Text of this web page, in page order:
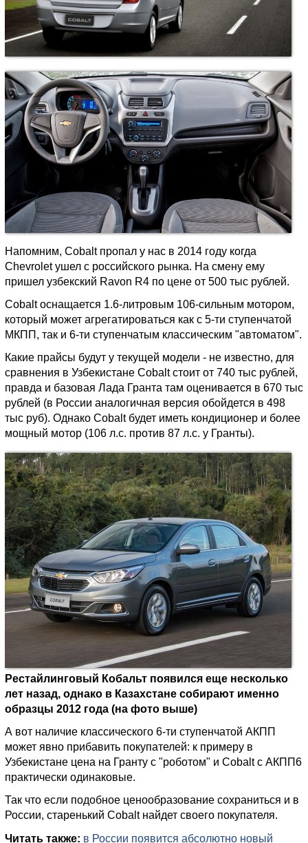
Напомним, Cobalt пропал у нас в 2014 году когда
Chevrolet ушел с российского рынка. На смену ему
пришел узбекский Ravon R4 по цене от 500 тыс рублей.
Cobalt оснащается 1.6-литровым 106-сильным мотором,
который может агрегатироваться как с 5-ти ступенчатой
МКПП, так и 6-ти ступенчатым классическим "автоматом".
Какие прайсы будут у текущей модели - не известно, для
сравнения в Узбекистане Cobalt стоит от 740 тыс рублей,
правда и базовая Лада Гранта там оценивается в 670 тыс
рублей (в России аналогичная версия обойдется в 498
тыс руб). Однако Cobalt будет иметь кондиционер и более
мощный мотор (106 л.с. против 87 л.с. у Гранты).
Рестайлинговый Кобальт появился еще несколько
лет назад, однако в Казахстане собирают именно
образцы 2012 года (на фото выше)
А вот наличие классического 6-ти ступенчатой АКПП
может явно прибавить покупателей: к примеру в
Узбекистане цена на Гранту с "роботом" и Cobalt с АКПП6
практически одинаковые.
Так что если подобное ценообразование сохраниться и в
России, старенький Cobalt найдет своего покупателя.
Читать также: в России появится абсолютно новый